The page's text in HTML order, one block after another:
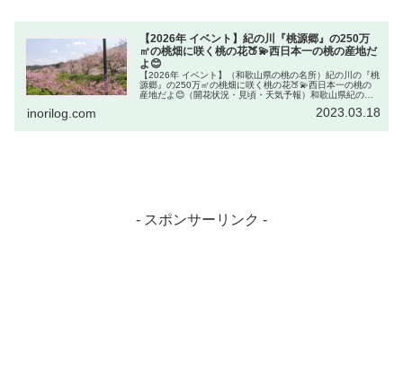
【2026年 イベント】紀の川『桃源郷』の250万
㎡の桃畑に咲く桃の花🍑💫西日本一の桃の産地だ
よ😊
【2026年 イベント】（和歌山県の桃の名所）紀の川の『桃
源郷』の250万㎡の桃畑に咲く桃の花🍑💫西日本一の桃の
産地だよ😊（開花状況・見頃・天気予報）和歌山県紀の川
inorilog.com 2023.03.18
- スポンサーリンク -